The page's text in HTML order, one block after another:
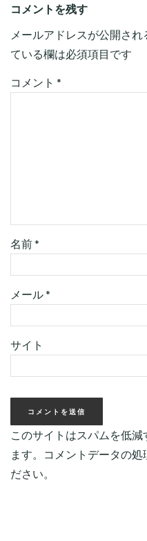
コメントを残す
メールアドレスが公開され
ている欄は必須項目です
コメント *
名前*
メール*
サイト
このサイトはスパムを低
ます。
コメントデータの処
ださい